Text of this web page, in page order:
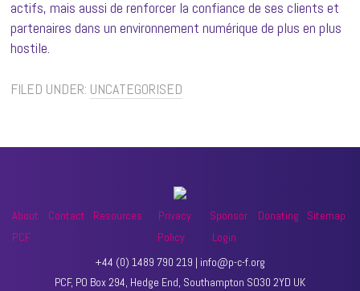
actifs, mais aussi de renforcer la confiance de ses clients et
partenaires dans un environnement numérique de plus en plus
hostile.
FILED UNDER: UNCATEGORISED
About
PCF
Contact Resources
Privacy
Policy
Sponsor
Login
Donating Sitemap
+44 (0) 1489 790 219 | info@p-c-f.org
PCF, PO Box 294, Hedge End, Southampton SO30 2YD UK